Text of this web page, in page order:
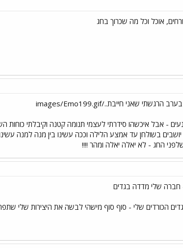
אוכל וכל מה שכרוך בחג
- אבל איכשהו סידרתי לעצמי תנומה קטנה וקיבלתי
יושבים בשולחן עד אמצע הלילה וככה עשינו בין מנה למנה
החג - לא יאלה יאלה ומהר !!!!
שלי מדדה בגדים
הכורדים שלי - סוף סוף מישהי לבשה את היצירות שלי